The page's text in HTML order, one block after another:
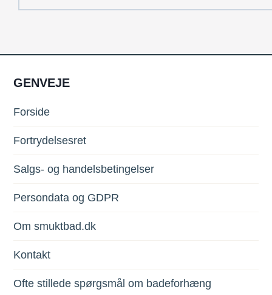
GENVEJE
Forside
Fortrydelsesret
Salgs- og handelsbetingelser
Persondata og GDPR
Om smuktbad.dk
Kontakt
Ofte stillede spørgsmål om badeforhæng